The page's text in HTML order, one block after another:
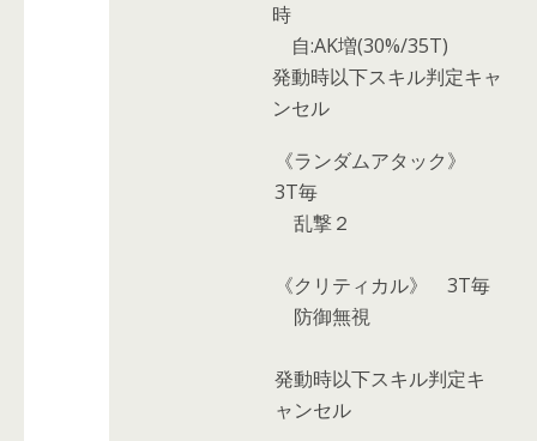
時
自:AK増(30%/35T)
発動時以下スキル判定キャ
ンセル
《ランダムアタック》
3T毎
乱撃２
《クリティカル》 3T毎
防御無視
発動時以下スキル判定キ
ャンセル